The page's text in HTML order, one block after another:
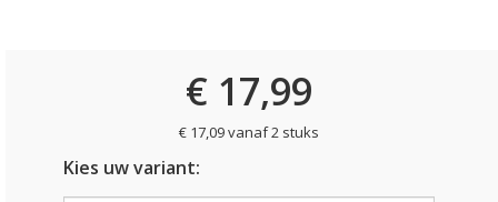
€ 17,99
€ 17,09 vanaf 2 stuks
Kies uw variant: